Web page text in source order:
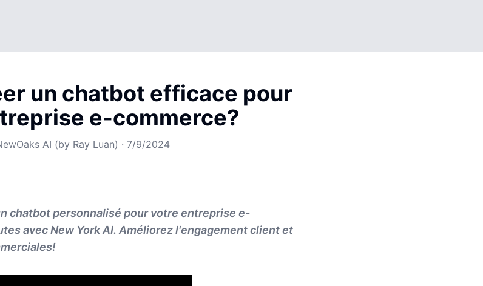
un chatbot efficace pour
e-commerce?
AI (by Ray Luan) · 7/9/2024
chatbot personnalisé pour votre entreprise e-
avec New York AI. Améliorez l'engagement client et